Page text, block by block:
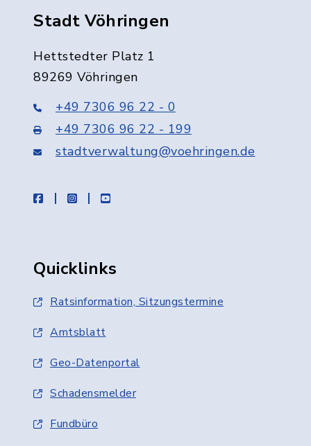
Stadt Vöhringen
Hettstedter Platz 1
89269 Vöhringen
+49 7306 96 22 - 0
+49 7306 96 22 - 199
stadtverwaltung@voehringen.de
facebookinstagramyoutube
Quicklinks
Ratsinformation, Sitzungstermine
Amtsblatt
Geo-Datenportal
Schadensmelder
Fundbüro